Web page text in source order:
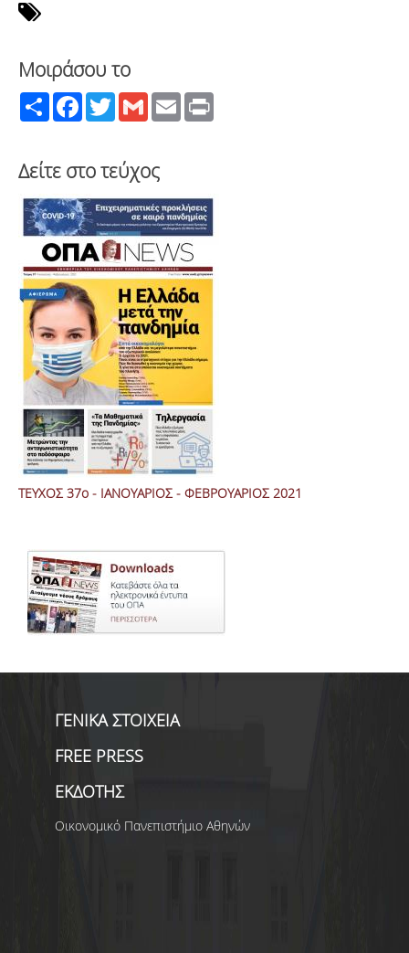
Μοιράσου το
Share FacebookTwitterGmail Email
Δείτε στο τεύχος
ΤΕΥΧΟΣ 37ο - ΙΑΝΟΥΑΡΙΟΣ - ΦΕΒΡΟΥΑΡΙΟΣ 2021
ΓΕΝΙΚΑ ΣΤΟΙΧΕΙΑ
FREE PRESS
ΕΚΔΟΤΗΣ
Οικονομικό Πανεπιστήμιο Αθηνών